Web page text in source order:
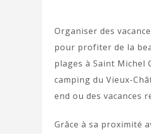
Organiser des
pour profiter de la
plages à Saint Michel
camping du Vieux-
end ou des vacances
Grâce à sa proximité